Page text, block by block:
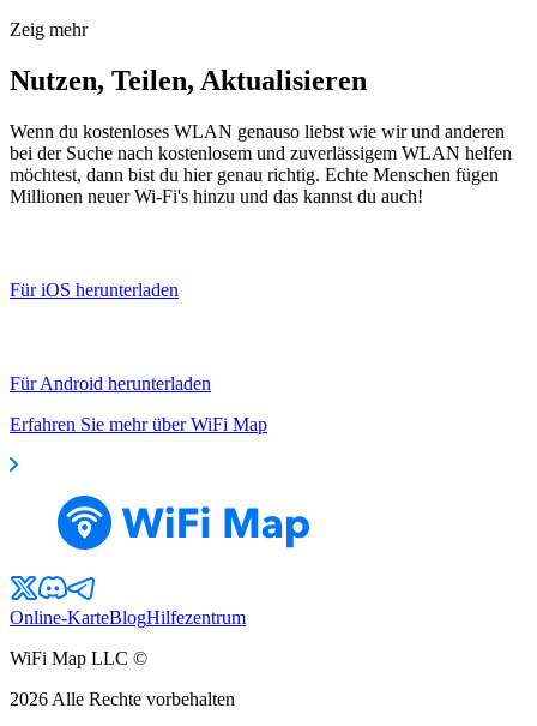
Zeig mehr
Nutzen, Teilen, Aktualisieren
Wenn du kostenloses WLAN genauso liebst wie wir und anderen
bei der Suche nach kostenlosem und zuverlässigem WLAN helfen
möchtest, dann bist du hier genau richtig. Echte Menschen fügen
Millionen neuer Wi-Fi's hinzu und das kannst du auch!
Für iOS herunterladen
Für Android herunterladen
Erfahren Sie mehr über WiFi Map
Online-KarteBlogHilfezentrum
WiFi Map LLC ©
2026 Alle Rechte vorbehalten